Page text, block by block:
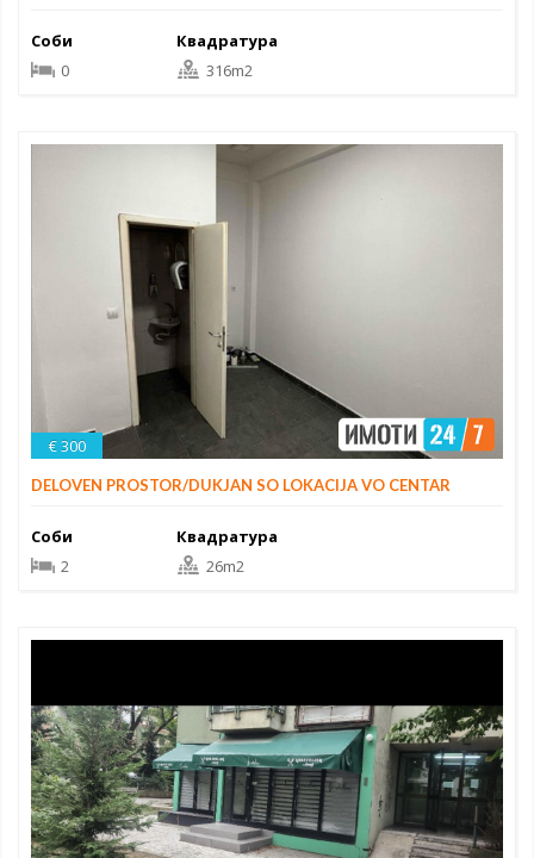
Соби
0
Квадратура
316m2
€ 300
DELOVEN PROSTOR/DUKJAN SO LOKACIJA VO CENTAR
Соби
2
Квадратура
26m2